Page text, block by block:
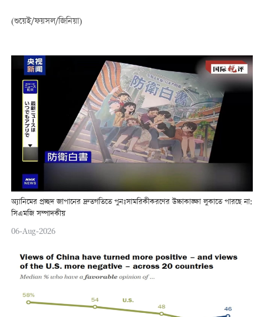
(শুয়েই/ফয়সল/জিনিয়া)
অ্যানিমের প্রচ্ছদ জাপানের দ্রুতগতিতে পুনঃসামরিকীকরণের উচ্চাকাঙ্ক্ষা লুকাতে পারছে না:
সিএমজি সম্পাদকীয়
06-Aug-2026